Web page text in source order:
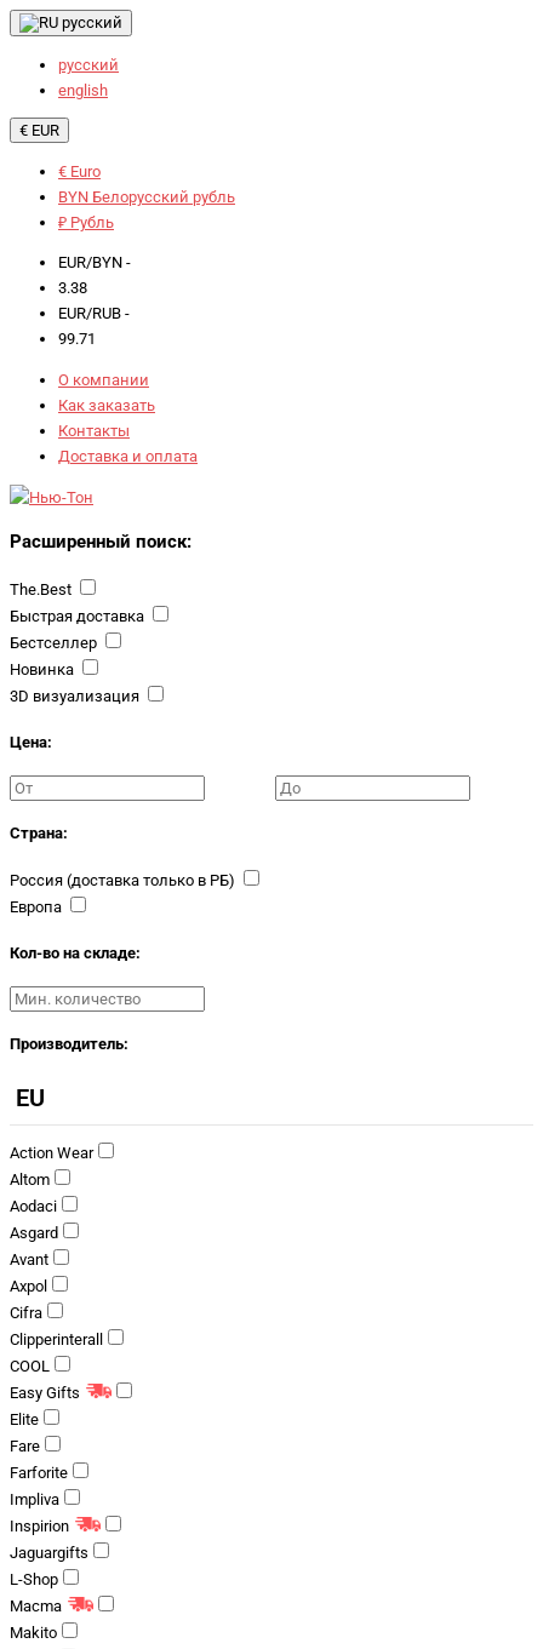
русский
русский
english
€ EUR
€ Euro
BYN Белорусский рубль
₽ Рубль
EUR/BYN -
3.38
EUR/RUB -
99.71
О компании
Как заказать
Контакты
Доставка и оплата
Расширенный поиск:
The.Best
Быстрая доставка
Бестселлер
Новинка
3D визуализация
Цена:
Страна:
Россия (доставка только в РБ)
Европа
Кол-во на складе:
Производитель:
EU
Action Wear
Altom
Aodaci
Asgard
Avant
Axpol
Cifra
Clipperinterall
COOL
Easy Gifts
Elite
Fare
Farforite
Impliva
Inspirion
Jaguargifts
L-Shop
Macma
Makito